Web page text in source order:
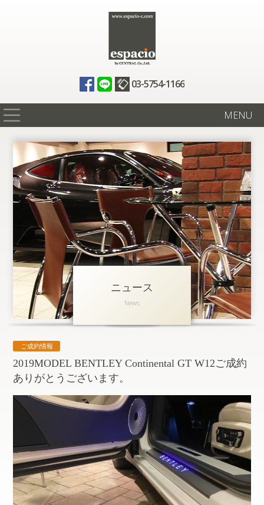
03-5754-1166
MENU
在庫情報
買取査定
全国納車
ニュース
ギャラリー
アクセス
会社概要
お問い合わせ
ニュース
News
ご成約情報
2019MODEL BENTLEY Continental GT W12ご成約
ありがとうございます。